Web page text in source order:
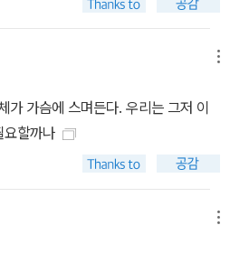
가 가슴에 스며든다. 우리는 그저 이
요할까나